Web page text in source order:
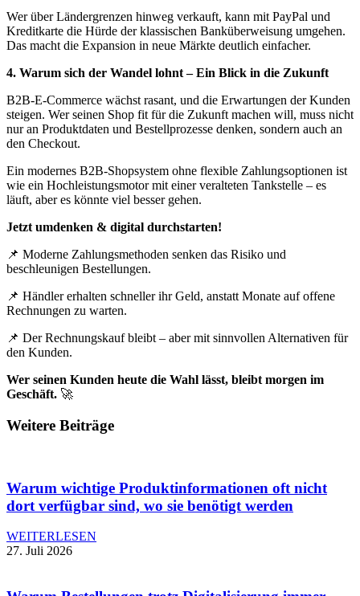
Wer über Ländergrenzen hinweg verkauft, kann mit PayPal und
Kreditkarte die Hürde der klassischen Banküberweisung umgehen.
Das macht die Expansion in neue Märkte deutlich einfacher.
4. Warum sich der Wandel lohnt – Ein Blick in die Zukunft
B2B-E-Commerce wächst rasant, und die Erwartungen der Kunden
steigen. Wer seinen Shop fit für die Zukunft machen will, muss nicht
nur an Produktdaten und Bestellprozesse denken, sondern auch an
den Checkout.
Ein modernes B2B-Shopsystem ohne flexible Zahlungsoptionen ist
wie ein Hochleistungsmotor mit einer veralteten Tankstelle – es
läuft, aber es könnte viel besser gehen.
Jetzt umdenken & digital durchstarten!
📌 Moderne Zahlungsmethoden senken das Risiko und
beschleunigen Bestellungen.
📌 Händler erhalten schneller ihr Geld, anstatt Monate auf offene
Rechnungen zu warten.
📌 Der Rechnungskauf bleibt – aber mit sinnvollen Alternativen für
den Kunden.
Wer seinen Kunden heute die Wahl lässt, bleibt morgen im
Geschäft. 🚀
Weitere Beiträge
Warum wichtige Produktinformationen oft nicht
dort verfügbar sind, wo sie benötigt werden
WEITERLESEN
27. Juli 2026